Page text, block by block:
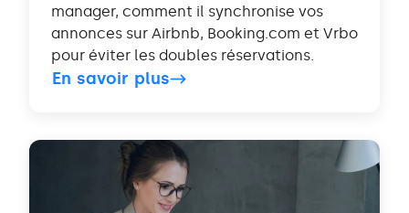
manager, comment il synchronise vos
annonces sur Airbnb, Booking.com et Vrbo
pour éviter les doubles réservations.
En savoir plus